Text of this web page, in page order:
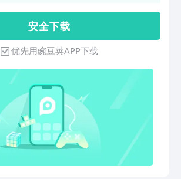
业提供不同类型的工程图纸模板，一键点
击下载收藏即可使用。 5.一键分享：图
纸支持一键分享，线上图纸协作更加便
捷。
设计灵感。 电脑版功能：打开
www.kujiale.com，可以使用酷家乐装修
设计软件制作复杂的室内设计方案。
App说明： 【装修效果图】App内支持极
速渲染，一键生成3D全景漫游效果图。
【家具模型】200万模型任你收藏，设计
更尽兴！App内支持家具模型替换 【设
计培训】视频教程，快速自学室内设计技
能 【灵感图库】VR家装方案每天更新，
3d全景漫游效果图，全球精选软装设计
图，激发设计灵感 【行业大咖】大咖设
安 全 下 载
优先用豌豆荚APP下载